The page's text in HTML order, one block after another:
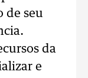
de seu
da
e